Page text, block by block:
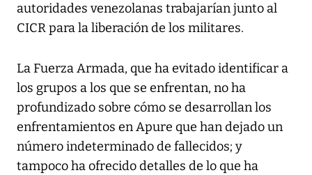
autoridades venezolanas trabajarían junto al
CICR para la liberación de los militares.
La Fuerza Armada, que ha evitado identificar a
los grupos a los que se enfrentan, no ha
profundizado sobre cómo se desarrollan los
enfrentamientos en Apure que han dejado un
número indeterminado de fallecidos; y
tampoco ha ofrecido detalles de lo que ha